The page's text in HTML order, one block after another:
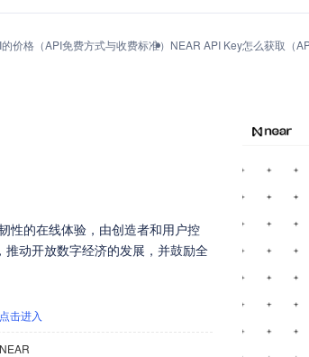
价格（API免费方式与收费标准） NEAR API Key怎么获取（
性的在线体验，由创造者和用户控
动开放数字经济的发展，并鼓励全
点击进入
NEAR